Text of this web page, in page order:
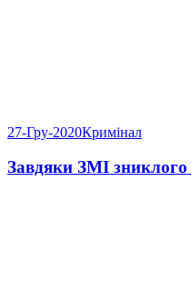
27-Гру-2020Кримінал
Завдяки ЗМІ